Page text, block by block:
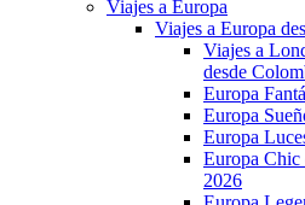
Viajes a Europa
Viajes a Europa
Viajes a
desde
Europa
Europa
Europa
Europa Chic
2026